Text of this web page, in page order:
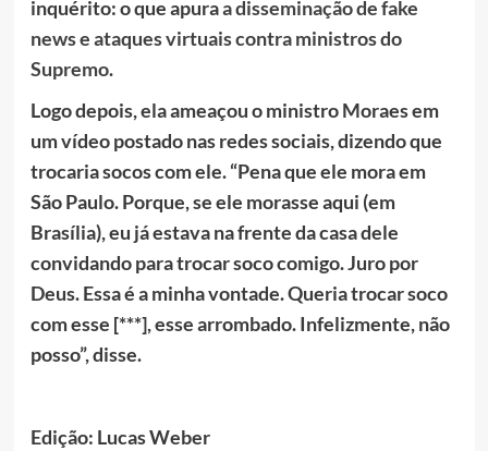
inquérito: o que apuraa disseminação de fake
news e ataques virtuais contra ministros do
Supremo.
Logo depois, ela ameaçou o ministro Moraes em
um vídeo postado nas redes sociais, dizendo que
trocaria socos com ele. “Pena que ele mora em
São Paulo. Porque, se ele morasse aqui (em
Brasília), eu já estava na frente da casa dele
convidando para trocar soco comigo. Juro por
Deus. Essa é a minha vontade. Queria trocar soco
com esse [***], esse arrombado. Infelizmente, não
posso”, disse.
Edição: Lucas Weber